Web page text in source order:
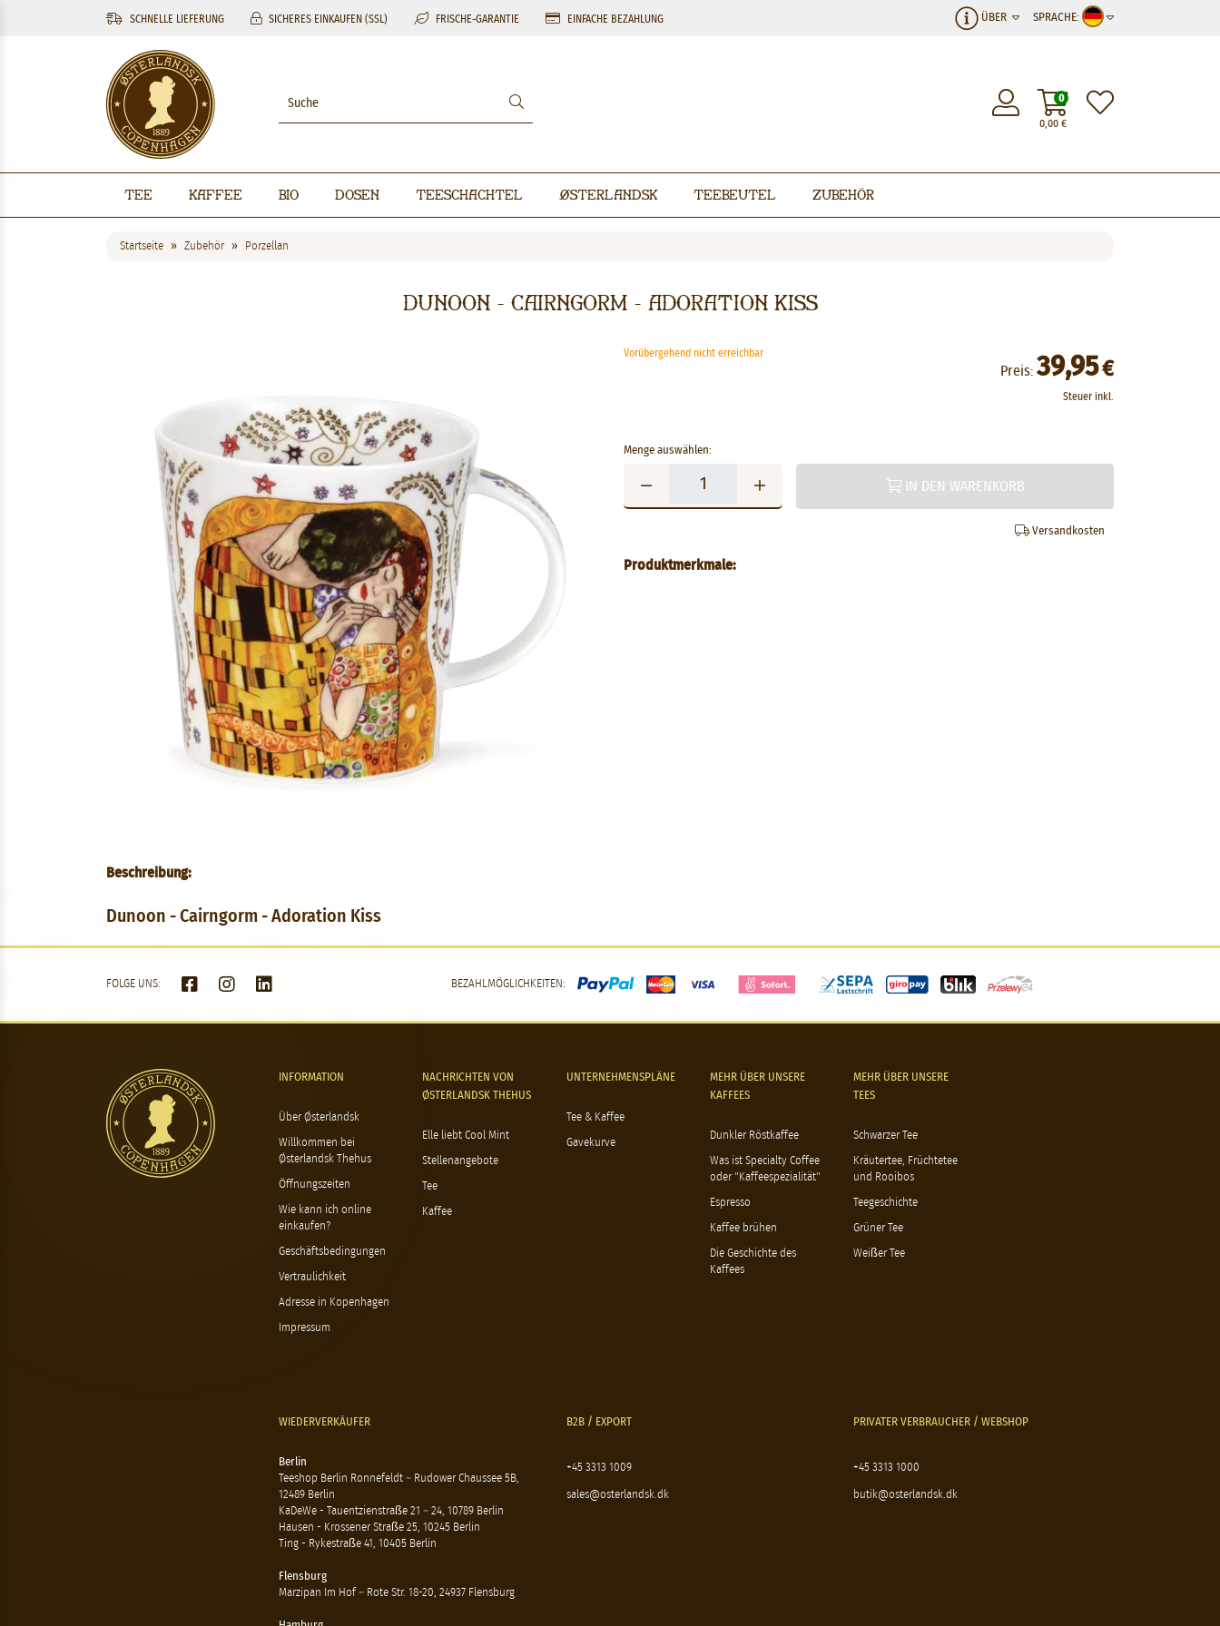
SCHNELLE LIEFERUNG SICHERES EINKAUFEN (SSL) FRISCHE-GARANTIE EINFACHE BEZAHLUNG SPRACHE:
ÜBER
0,00€
0
Tee Kaffee BIO Dosen Teeschachtel Østerlandsk Teebeutel Zubehör
Startseite Zubehör Porzellan
Dunoon - Cairngorm - Adoration Kiss
Vorübergehend nicht erreichbar
Preis: 39,95€
Steuer inkl.
Menge auswählen:
IN DEN WARENKORB
Versandkosten
Produktmerkmale:
Beschreibung:
Dunoon - Cairngorm - Adoration Kiss
FOLGE UNS: BEZAHLMÖGLICHKEITEN:
INFORMATION
Über Østerlandsk
Willkommen bei
Østerlandsk Thehus
Öffnungszeiten
Wie kann ich online
einkaufen?
Geschäftsbedingungen
Vertraulichkeit
Adresse in Kopenhagen
Impressum
NACHRICHTEN VON
ØSTERLANDSK THEHUS
Elle liebt Cool Mint
Stellenangebote
Tee
Kaffee
UNTERNEHMENSPLÄNE
Tee & Kaffee
Gavekurve
MEHR ÜBER UNSERE
KAFFEES
Dunkler Röstkaffee
Was ist Specialty Coffee
oder "Kaffeespezialität"
Espresso
Kaffee brühen
Die Geschichte des
Kaffees
MEHR ÜBER UNSERE
TEES
Schwarzer Tee
Kräutertee, Früchtetee
und Rooibos
Teegeschichte
Grüner Tee
Weißer Tee
WIEDERVERKÄUFER
Berlin
Teeshop Berlin Ronnefeldt – Rudower Chaussee 5B,
12489 Berlin
KaDeWe - Tauentzienstraße 21 – 24, 10789 Berlin
Hausen - Krossener Straße 25, 10245 Berlin
Ting - Rykestraße 41, 10405 Berlin
Flensburg
Marzipan Im Hof – Rote Str. 18-20, 24937 Flensburg
B2B / EXPORT
+45 3313 1009
sales@osterlandsk.dk
PRIVATER VERBRAUCHER / WEBSHOP
+45 3313 1000
butik@osterlandsk.dk